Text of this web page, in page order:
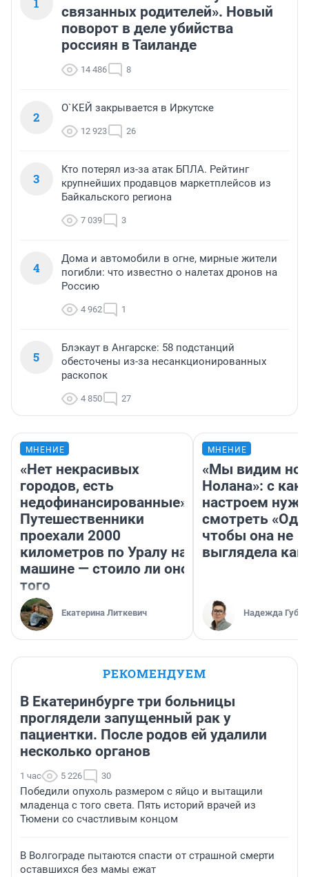
связанных родителей». Новый
поворот в деле убийства
россиян в Таиланде
14 486 8
2
О`КЕЙ закрывается в Иркутске
12 923 26
3
Кто потерял из-за атак БПЛА. Рейтинг
крупнейших продавцов маркетплейсов из
Байкальского региона
7 039 3
4
Дома и автомобили в огне, мирные жители
погибли: что известно о налетах дронов на
Россию
4 962 1
5
Блэкаут в Ангарске: 58 подстанций
обесточены из-за несанкционированных
раскопок
4 850 27
МНЕНИЕ
«Нет некрасивых
городов, есть
недофинансированные».
Путешественники
проехали 2000
километров по Уралу на
машине — стоило ли оно
того
Екатерина Литкевич
МНЕНИЕ
«Мы видим
Нолана»: с
настроем
смотреть
чтобы она не
выглядела как
Надежда
РЕКОМЕНДУЕМ
В Екатеринбурге три больницы
проглядели запущенный рак у
пациентки. После родов ей удалили
несколько органов
1 час 5 226 30
Победили опухоль размером с яйцо и вытащили
младенца с того света. Пять историй врачей из
Тюмени со счастливым концом
В Волгограде пытаются спасти от страшной смерти
оставшихся без мамы ежат